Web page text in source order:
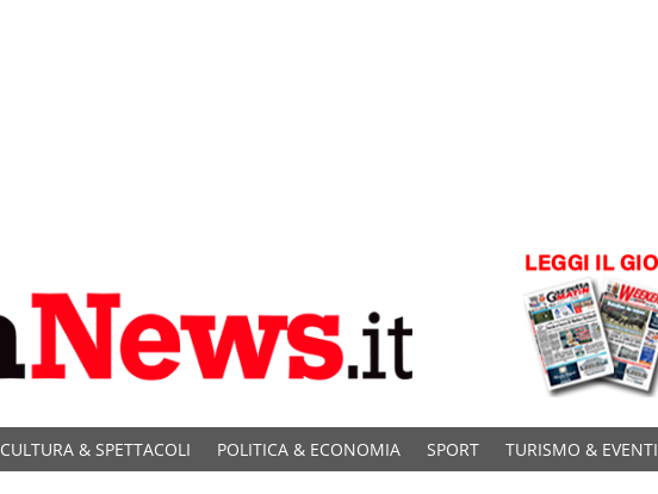
CULTURA & SPETTACOLI POLITICA & ECONOMIA SPORT TURISMO & EVENTI